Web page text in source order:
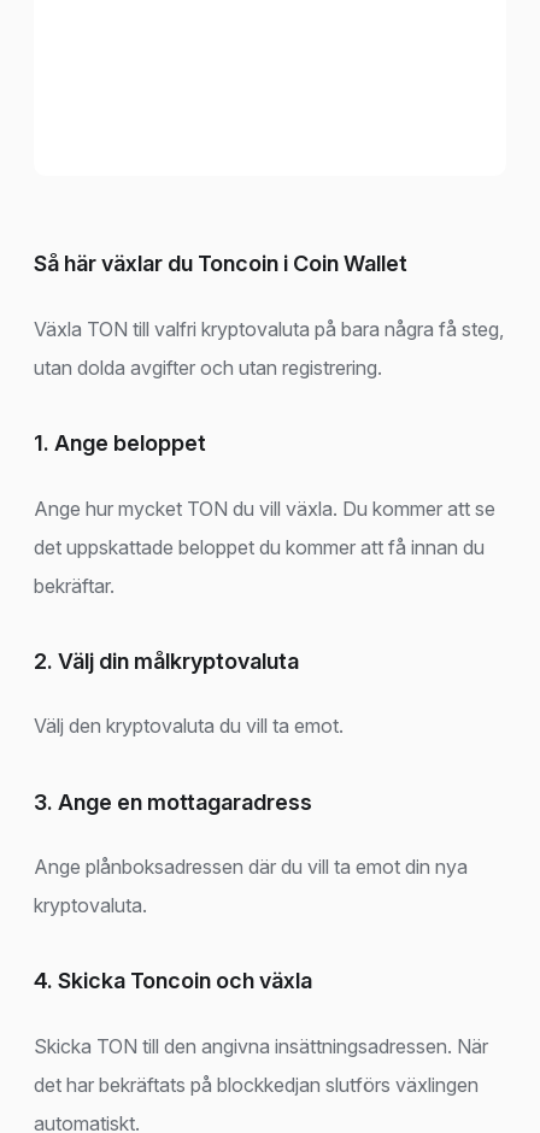
Så här växlar du Toncoin i Coin Wallet
Växla TON till valfri kryptovaluta på bara några få steg,
utan dolda avgifter och utan registrering.
1. Ange beloppet
Ange hur mycket TON du vill växla. Du kommer att se
det uppskattade beloppet du kommer att få innan du
bekräftar.
2. Välj din målkryptovaluta
Välj den kryptovaluta du vill ta emot.
3. Ange en mottagaradress
Ange plånboksadressen där du vill ta emot din nya
kryptovaluta.
4. Skicka Toncoin och växla
Skicka TON till den angivna insättningsadressen. När
det har bekräftats på blockkedjan slutförs växlingen
automatiskt.